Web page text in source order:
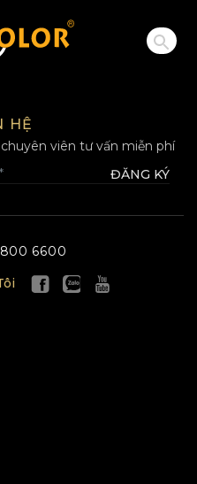
HỆ
viên tư vấn miễn phí
ĐĂNG KÝ
6600